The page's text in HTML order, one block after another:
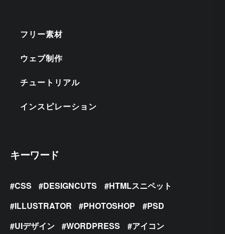
フリー素材
ウェブ制作
チュートリアル
インスピレーション
キーワード
CSS DESIGNCUTS
HTMLスニペット
ILLUSTRATOR
PHOTOSHOP
PSD
UIデザイン
WORDPRESS
アイコン